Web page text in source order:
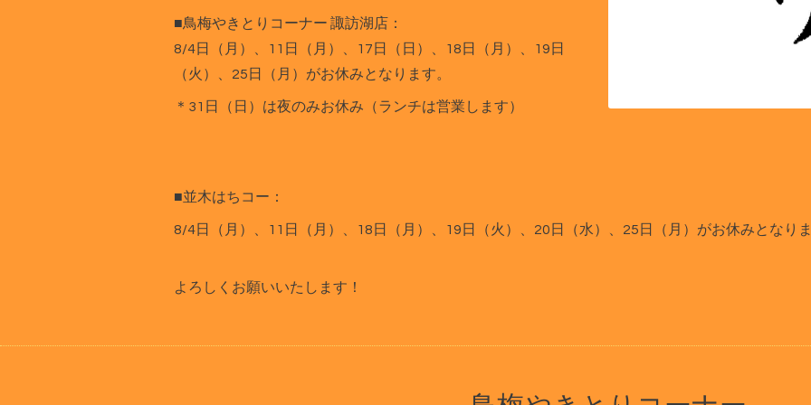
■鳥梅やきとりコーナー 諏訪湖店：
8/4日（月）、11日（月）、17日（日）、18日（月）、19日
（火）、25日（月）がお休みとなります。
＊31日（日）は夜のみお休み（ランチは営業します）
■並木はちコー：
8/4日（月）、11日（月）、18日（月）、19日（火）、20日（水）、25日（月）がお休みとなり
よろしくお願いいたします！